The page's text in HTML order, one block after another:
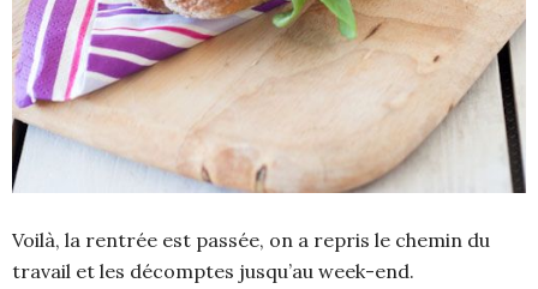
Voilà, la rentrée est passée, on a repris le chemin du
travail et les décomptes jusqu’au week-end.